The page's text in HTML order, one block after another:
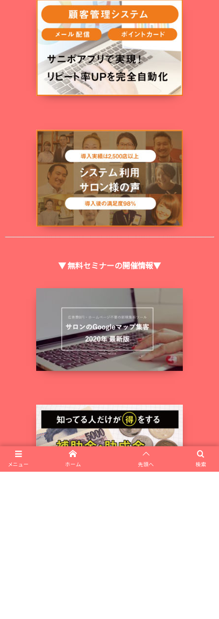
▼ 無料セミナーの開催情報▼
メニュー 検索
ホーム 先頭へ